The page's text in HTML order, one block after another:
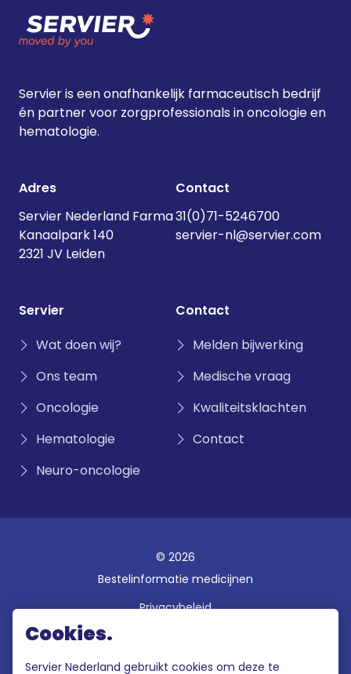
Servier is een onafhankelijk farmaceutisch bedrijf
én partner voor zorgprofessionals in oncologie en
hematologie.
Adres
Servier Nederland Farma
Kanaalpark 140
2321 JV Leiden
Contact
31(0)71-5246700
servier-nl@servier.com
Servier
Wat doen wij?
Ons team
Oncologie
Hematologie
Neuro-oncologie
Contact
Melden bijwerking
Medische vraag
Kwaliteitsklachten
Contact
© 2026
Bestelinformatie medicijnen
Privacybeleid
Gebruiksvoorwaarden
Cookies.
Servier Nederland gebruikt cookies om deze te